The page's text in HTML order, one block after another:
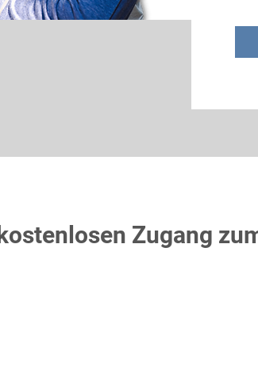
Zugang